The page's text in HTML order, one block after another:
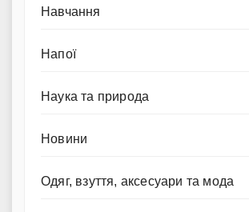
Навчання
Напої
Наука та природа
Новини
Одяг, взуття, аксесуари та мода